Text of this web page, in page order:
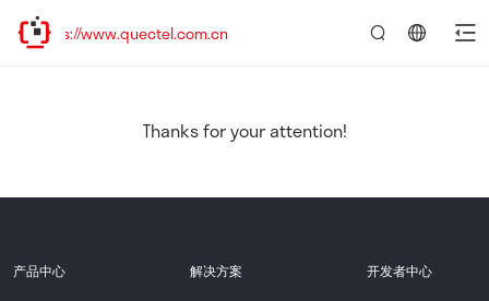
：https://www.quectel.com.cn
Thanks for your attention!
产品中心 解决方案 开发者中心